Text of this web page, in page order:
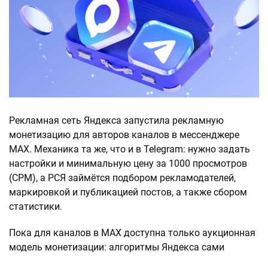
Рекламная сеть Яндекса запустила рекламную
монетизацию для авторов каналов в мессенджере
МАХ. Механика та же, что и в Telegram: нужно задать
настройки и минимальную цену за 1000 просмотров
(CPM), а РСЯ займётся подбором рекламодателей,
маркировкой и публикацией постов, а также сбором
статистики.
Пока для каналов в МАХ доступна только аукционная
модель монетизации: алгоритмы Яндекса сами